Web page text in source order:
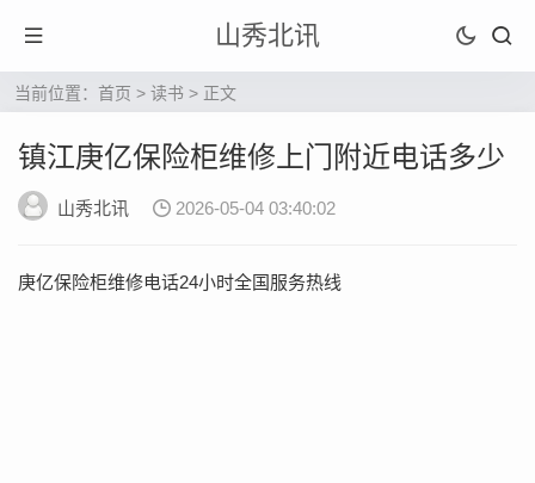
山秀北讯
当前位置： 首页 > 读书 > 正文
镇江庚亿保险柜维修上门附近电话多少
山秀北讯 2026-05-04 03:40:02
庚亿保险柜维修电话24小时全国服务热线